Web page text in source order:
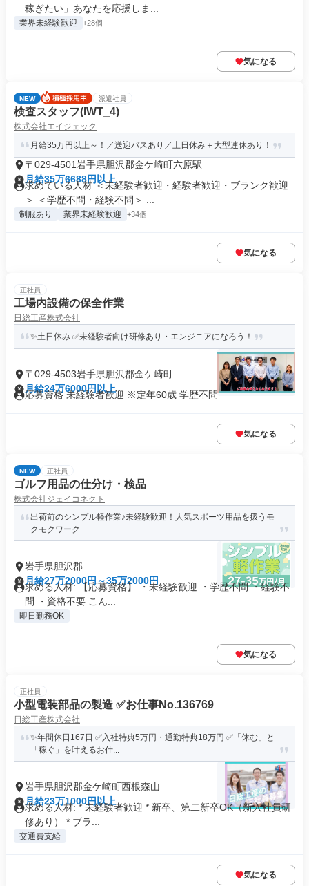
稼ぎたい」あなたを応援しま...
業界未経験歓迎 +28個
気になる
NEW 派遣社員
検査スタッフ(IWT_4)
株式会社エイジェック
月給35万円以上～！／送迎バスあり／土日休み＋大型連休あり！
〒029-4501岩手県胆沢郡金ケ崎町六原駅
月給35万6688円以上
求めている人材 ＜未経験者歓迎・経験者歓迎・ブランク歓迎
＞ ＜学歴不問・経験不問＞ ...
制服あり 業界未経験歓迎 +34個
気になる
正社員
工場内設備の保全作業
日総工産株式会社
✨土日休み ✅未経験者向け研修あり・エンジニアになろう！
〒029-4503岩手県胆沢郡金ケ崎町
月給24万6000円以上
応募資格 未経験者歓迎 ※定年60歳 学歴不問
気になる
NEW 正社員
ゴルフ用品の仕分け・検品
株式会社ジェイコネクト
出荷前のシンプル軽作業♪未経験歓迎！人気スポーツ用品を扱うモ
クモクワーク
岩手県胆沢郡
月給27万2000円～35万2000円
求める人材: 【応募資格】 ・未経験歓迎 ・学歴不問 ・経験不
問 ・資格不要 こん...
即日勤務OK
気になる
正社員
小型電装部品の製造 ✅お仕事No.136769
日総工産株式会社
✨年間休日167日 ✅入社特典5万円・通勤特典18万円 ✅「休む」と
「稼ぐ」を叶えるお仕...
岩手県胆沢郡金ケ崎町西根森山
月給23万1000円以上
求める人材: * 未経験者歓迎 * 新卒、第二新卒OK（新入社員研
修あり） * ブラ...
交通費支給
気になる